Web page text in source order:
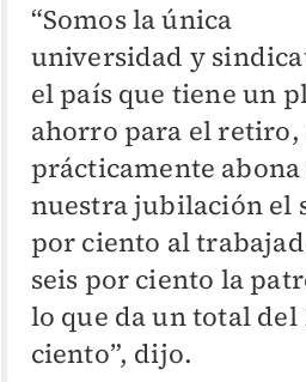
“Somos la única
universidad y
el país que tiene un
ahorro para el retiro,
prácticamente abona
nuestra jubilación el
por ciento al
seis por ciento la
lo que da un total del
ciento”, dijo.